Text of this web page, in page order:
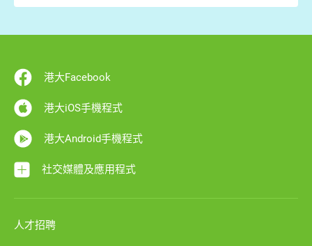
港大Facebook
港大iOS手機程式
港大Android手機程式
社交媒體及應用程式
人才招聘